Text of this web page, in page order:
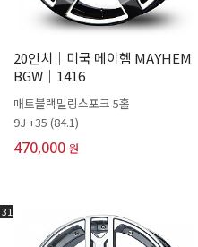
20인치│미국 메이헴 MAYHEM
BGW│1416
매트블랙밀링스포크 5홀
9J +35 (84.1)
470,000 원
31